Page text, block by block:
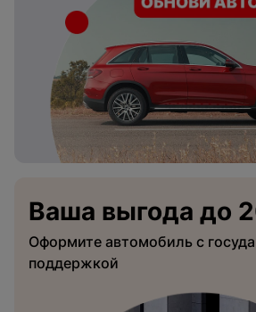
Ваша выгода до
Оформите автомобиль с
поддержкой